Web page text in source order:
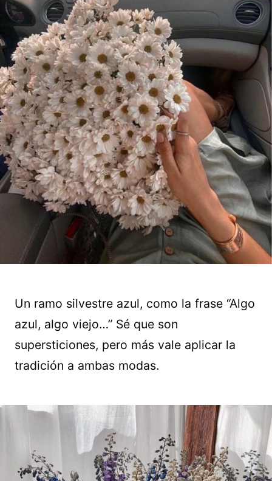
Un ramo silvestre azul, como la frase “Algo
azul, algo viejo…” Sé que son
supersticiones, pero más vale aplicar la
tradición a ambas modas.